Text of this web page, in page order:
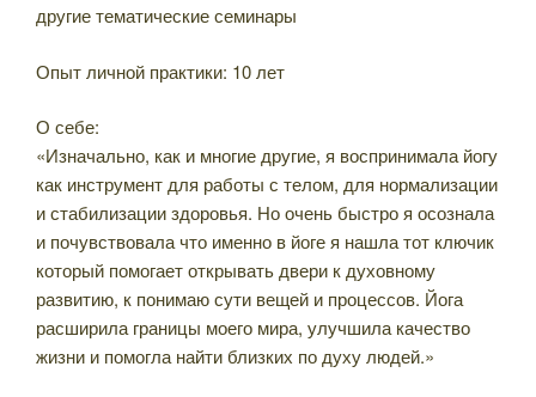
другие тематические семинары
Опыт личной практики: 10 лет
О себе:
«Изначально, как и многие другие, я воспринимала йогу
как инструмент для работы с телом, для нормализации
и стабилизации здоровья. Но очень быстро я осознала
и почувствовала что именно в йоге я нашла тот ключик
который помогает открывать двери к духовному
развитию, к понимаю сути вещей и процессов. Йога
расширила границы моего мира, улучшила качество
жизни и помогла найти близких по духу людей.»